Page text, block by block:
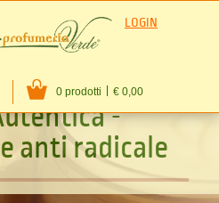
LOGIN
0 prodotti € 0,00
utentica-
e anti radicale